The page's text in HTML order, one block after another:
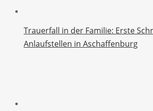
Trauerfall in der Familie: Erste
Anlaufstellen in Aschaffenburg